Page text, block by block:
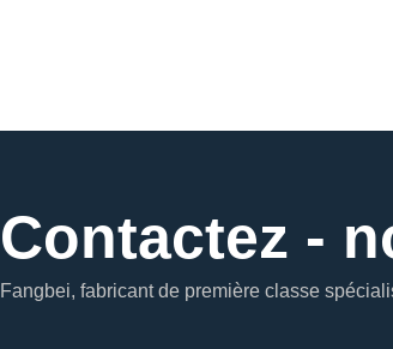
Contactez -
Fangbei, fabricant de première classe